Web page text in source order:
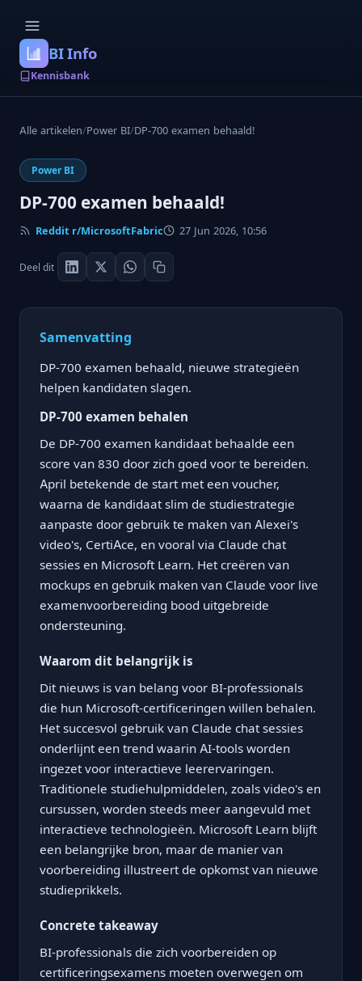
BI Info
Kennisbank
Alle artikelen/Power BI/DP-700 examen behaald!
Power BI
DP-700 examen behaald!
Reddit r/MicrosoftFabric 27 Jun 2026, 10:56
Deel dit
Samenvatting
DP-700 examen behaald, nieuwe strategieën
helpen kandidaten slagen.
DP-700 examen behalen
De DP-700 examen kandidaat behaalde een
score van 830 door zich goed voor te bereiden.
April betekende de start met een voucher,
waarna de kandidaat slim de studiestrategie
aanpaste door gebruik te maken van Alexei's
video's, CertiAce, en vooral via Claude chat
sessies en Microsoft Learn. Het creëren van
mockups en gebruik maken van Claude voor live
examenvoorbereiding bood uitgebreide
ondersteuning.
Waarom dit belangrijk is
Dit nieuws is van belang voor BI-professionals
die hun Microsoft-certificeringen willen behalen.
Het succesvol gebruik van Claude chat sessies
onderlijnt een trend waarin AI-tools worden
ingezet voor interactieve leerervaringen.
Traditionele studiehulpmiddelen, zoals video's en
cursussen, worden steeds meer aangevuld met
interactieve technologieën. Microsoft Learn blijft
een belangrijke bron, maar de manier van
voorbereiding illustreert de opkomst van nieuwe
studieprikkels.
Concrete takeaway
BI-professionals die zich voorbereiden op
certificeringsexamens moeten overwegen om